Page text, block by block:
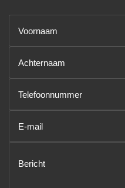
(Vereist)
(Vereist)
(Vereist)
mailadres
(Vereist)
(Vereist)